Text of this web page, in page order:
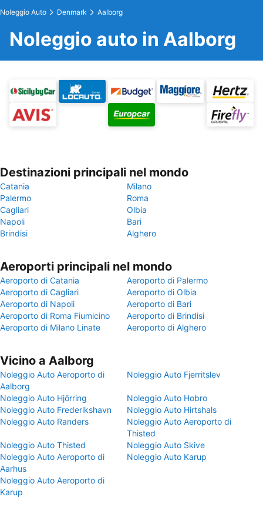
Noleggio Auto Denmark Aalborg
Noleggio auto in Aalborg
Destinazioni principali nel mondo
Catania
Milano
Palermo
Roma
Cagliari
Olbia
Napoli
Bari
Brindisi
Alghero
Aeroporti principali nel mondo
Aeroporto di Catania
Aeroporto di Palermo
Aeroporto di Cagliari
Aeroporto di Olbia
Aeroporto di Napoli
Aeroporto di Bari
Aeroporto di Roma Fiumicino
Aeroporto di Brindisi
Aeroporto di Milano Linate
Aeroporto di Alghero
Vicino a Aalborg
Noleggio Auto Aeroporto di
Aalborg
Noleggio Auto Fjerritslev
Noleggio Auto Hjörring
Noleggio Auto Hobro
Noleggio Auto Frederikshavn
Noleggio Auto Hirtshals
Noleggio Auto Randers
Noleggio Auto Aeroporto di
Thisted
Noleggio Auto Thisted
Noleggio Auto Skive
Noleggio Auto Aeroporto di
Aarhus
Noleggio Auto Karup
Noleggio Auto Aeroporto di
Karup